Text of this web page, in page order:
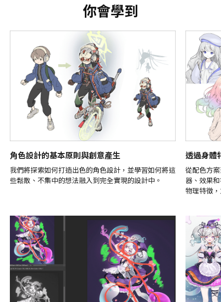
你會學到
角色設計的基本原則與創意產生
我們將探索如何打造出色的角色設計，並學習如何將這
些鬆散、不集中的想法融入到完全實現的設計中。
透過身體
從配色方
器、效果
物理特徵